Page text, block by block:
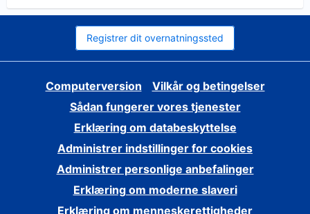
Registrer dit overnatningssted
Computerversion
Vilkår og betingelser
Sådan fungerer vores tjenester
Erklæring om databeskyttelse
Administrer indstillinger for cookies
Administrer personlige anbefalinger
Erklæring om moderne slaveri
Erklæring om menneskerettigheder